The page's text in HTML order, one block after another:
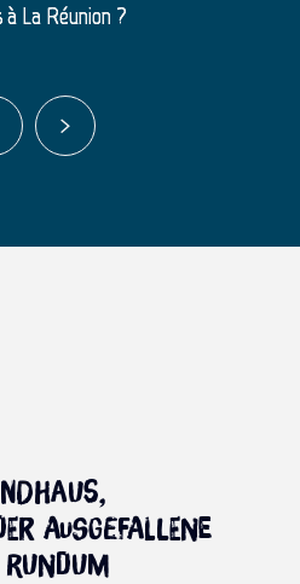
La Réunion ?
Haus oder eine
ist. Diese Familien
klassifiziert.
ausgefallene
rundum